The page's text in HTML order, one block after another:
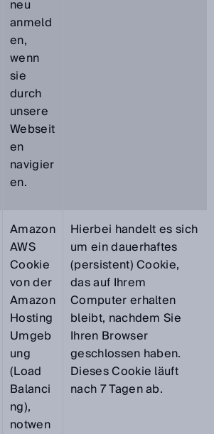
neu
anmeld
en,
wenn
sie
durch
unsere
Webseit
en
navigier
en.
Amazon
AWS
Cookie
von der
Amazon
Hosting
Umgeb
ung
(Load
Balanci
ng),
notwen
Hierbei handelt es sich
um ein dauerhaftes
(persistent) Cookie,
das auf Ihrem
Computer erhalten
bleibt, nachdem Sie
Ihren Browser
geschlossen haben.
Dieses Cookie läuft
nach 7 Tagen ab.